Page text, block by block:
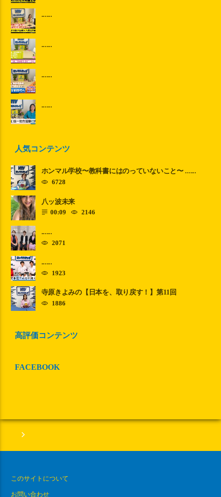
......
......
......
......
人気コンテンツ
ホンマル学校〜教科書にはのっていないこと〜 ......
6728
八ッ波未来
00:09
2146
......
2071
......
1923
寺原きよみの【日本を、取り戻す！】第11回
1886
高評価コンテンツ
FACEBOOK
このサイトについて
お問い合わせ